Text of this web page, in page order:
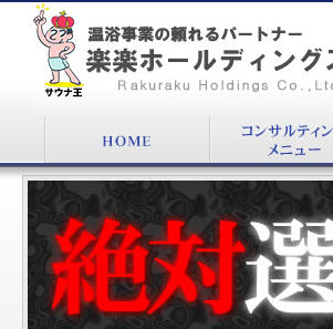
温浴施設経営コンサルタントは太田広にお任せ
ください。
絶対選んではいけない温浴施設コンサル